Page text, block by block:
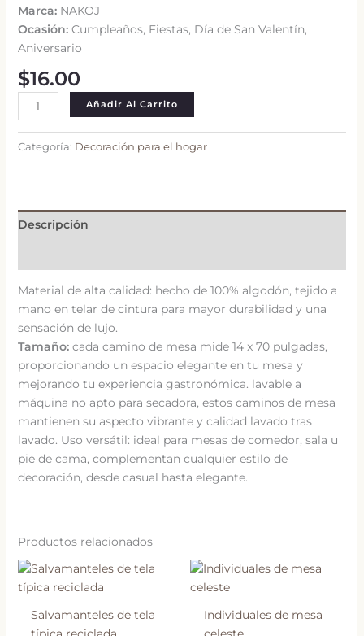
Marca: NAKOJ
Ocasión: Cumpleaños, Fiestas, Día de San Valentín,
Aniversario
$16.00
Camino
de
mesa
negro
cantidad
Añadir Al Carrito
Categoría: Decoración para el hogar
Descripción
Material de alta calidad: hecho de 100% algodón, tejido a
mano en telar de cintura para mayor durabilidad y una
sensación de lujo.
Tamaño:cada camino de mesa mide 14 x 70 pulgadas,
proporcionando un espacio elegante en tu mesa y
mejorando tu experiencia gastronómica. lavable a
máquina no apto para secadora, estos caminos de mesa
mantienen su aspecto vibrante y calidad lavado tras
lavado. Uso versátil: ideal para mesas de comedor, sala u
pie de cama, complementan cualquier estilo de
decoración, desde casual hasta elegante.
Productos relacionados
Salvamanteles de tela
Individuales de mesa